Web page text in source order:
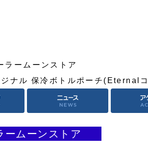
ラームーンストア
ジナル 保冷ボトルポーチ(Eternal
ームーンストア